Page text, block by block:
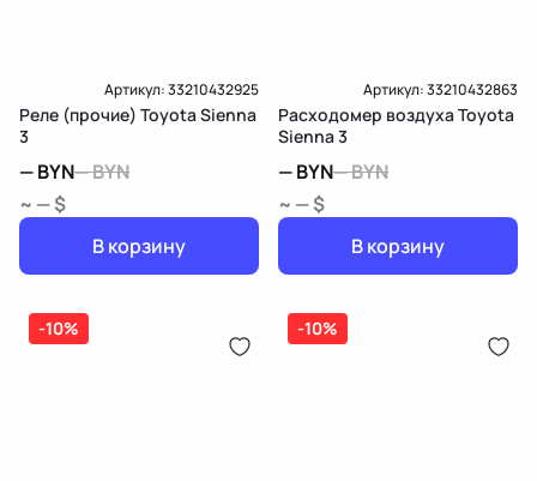
Артикул:33210432925
Реле (прочие) Toyota Sienna
3
—BYN—BYN
~ — $
В корзину
Артикул:33210432863
Расходомер воздуха Toyota
Sienna 3
—BYN—BYN
~ — $
В корзину
-10% -10%